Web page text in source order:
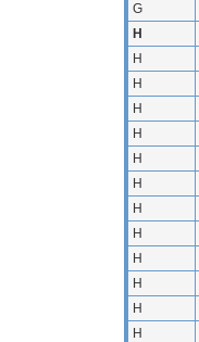
G
H
H
H
H
H
H
H
H
H
H
H
H
H